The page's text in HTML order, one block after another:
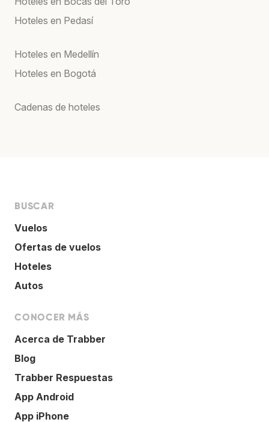
Hoteles en Pedasí
Hoteles en Medellín
Hoteles en Bogotá
Cadenas de hoteles
BUSCAR
Vuelos
Ofertas de vuelos
Hoteles
Autos
CONOCER MÁS
Acerca de Trabber
Blog
Trabber Respuestas
App Android
App iPhone